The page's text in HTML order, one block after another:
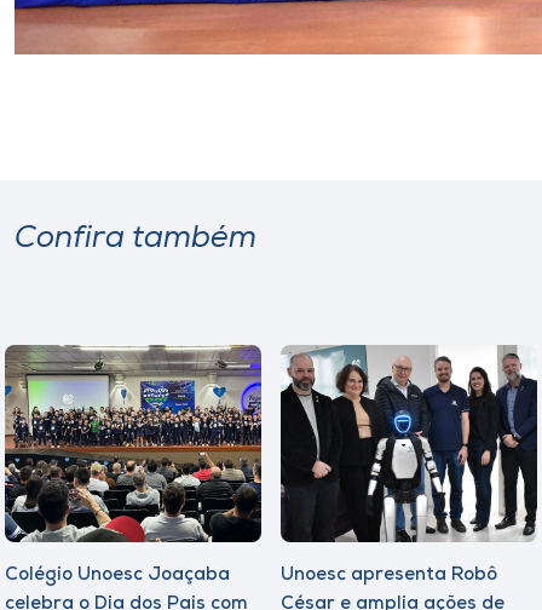
Confira também
Colégio Unoesc Joaçaba
celebra o Dia dos Pais com
Unoesc apresenta Robô
César e amplia ações de